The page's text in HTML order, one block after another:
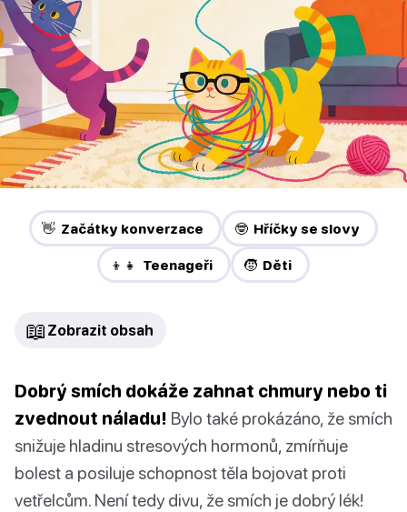
👋 Začátky konverzace 🤓 Hříčky se slovy
👦👧 Teenageři 🧒 Děti
📖 Zobrazit obsah
Dobrý smích dokáže zahnat chmury nebo ti
zvednout náladu! Bylo také prokázáno, že smích
snižuje hladinu stresových hormonů, zmírňuje
bolest a posiluje schopnost těla bojovat proti
vetřelcům. Není tedy divu, že smích je dobrý lék!